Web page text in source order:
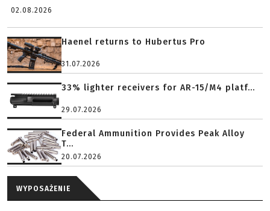
02.08.2026
Haenel returns to Hubertus Pro
31.07.2026
33% lighter receivers for AR-15/M4 platf...
29.07.2026
Federal Ammunition Provides Peak Alloy
T...
20.07.2026
WYPOSAŻENIE